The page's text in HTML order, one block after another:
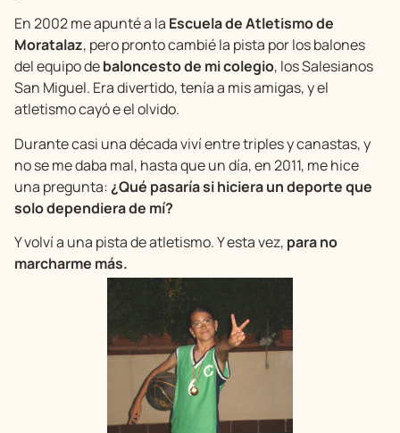
En 2002 me apunté a la Escuela de Atletismo de
Moratalaz, pero pronto cambié la pista por los balones
del equipo debaloncesto de mi colegio, los Salesianos
San Miguel. Era divertido, tenía a mis amigas, y el
atletismo cayó e el olvido.
Durante casi una década viví entre triples y canastas, y
no se me daba mal, hasta que un día, en 2011, me hice
una pregunta:¿Qué pasaría si hiciera un deporte que
solo dependiera de mí?
Y volví a una pista de atletismo. Y esta vez, para no
marcharme más.